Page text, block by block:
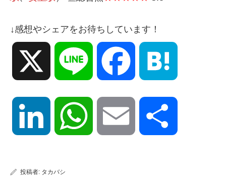
↓感想やシェアをお待ちしています！
Line Facebook
LinkedIn WhatsApp Email
投稿者: タカバシ